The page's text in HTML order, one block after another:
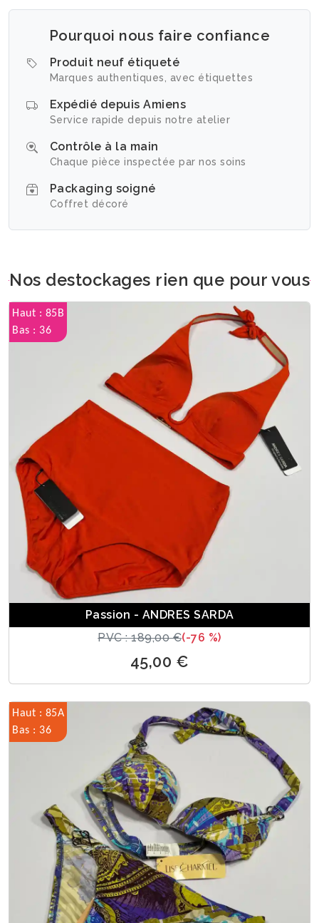
Pourquoi nous faire confiance
Produit neuf étiqueté
Marques authentiques, avec étiquettes
Expédié depuis Amiens
Service rapide depuis notre atelier
Contrôle à la main
Chaque pièce inspectée par nos soins
Packaging soigné
Coffret décoré
Nos destockages rien que pour vous
Haut : 85B
Bas : 36
Passion - ANDRES SARDA
PVC : 189,00 €(-76 %)
45,00 €
Haut : 85A
Bas : 36